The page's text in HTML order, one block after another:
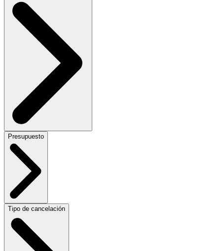
Presupuesto
Tipo de cancelación